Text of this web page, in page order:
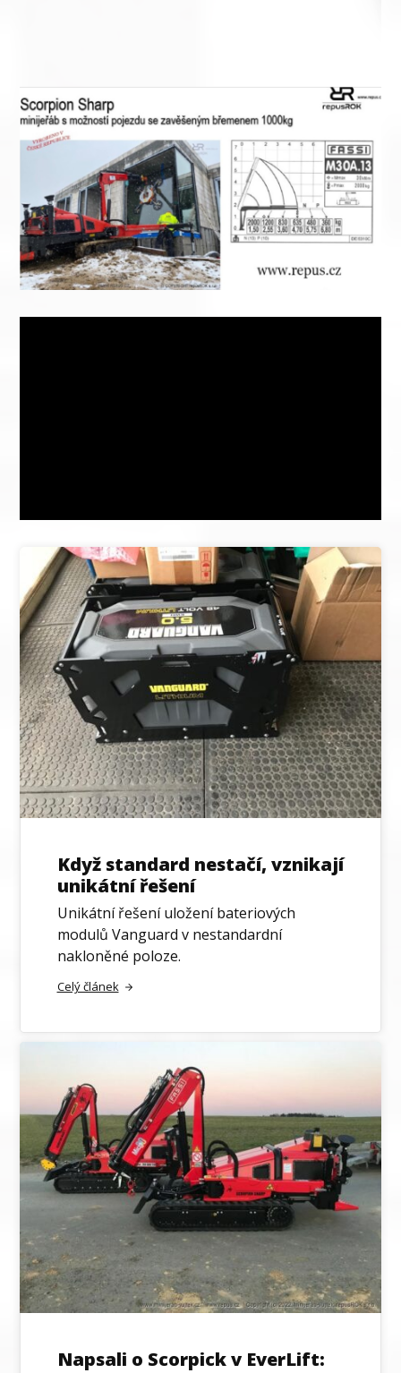
Když standard nestačí, vznikají
unikátní řešení
Unikátní řešení uložení bateriových
modulů Vanguard v nestandardní
nakloněné poloze.
Celý článek
Napsali o Scorpick v EverLift: